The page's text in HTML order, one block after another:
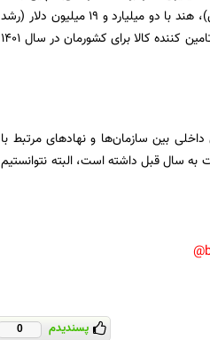
میلیارد و ۷۴۴ میلیون دلار (رشد ۲۴ درصدی)، ترکیه با ۶ میلیارد و ۹۹ میلیون دلار (رشد ۱۵ درصدی)، هند با دو میلیارد و ۱۹ میلیون دلار (رشد
۸۰ درصدی) و آلمان با دو میلیارد و ۱۹ میلیون دلار (رشد پنج درصدی)، به ترتیب پنج کشور نخست تامین کننده کالا برای کشورمان در سال ۱۴۰۱
بین سازمان‌ها و نهادهای مرتبط با
گذشته، ترانزیت کالا در سال ۱۴۰۱ رشد ۲.۲ درصدی را نسبت به سال قبل داشته است، البته نتوانستیم
پسندیدم 0